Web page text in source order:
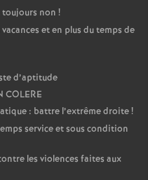
toujours non !
et en plus du temps de
d’aptitude
COLERE
: battre l’extrême droite!
service et sous condition
les violences faites aux